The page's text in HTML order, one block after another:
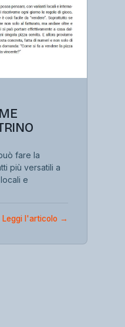
fare la
più versatili a
e
Leggi l'articolo →